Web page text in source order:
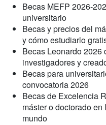
Becas MEFP 2026-
universitario
Becas y precios del
y cómo estudiarlo
Becas Leonardo 2026
investigadores y
Becas para
convocatoria 2026
Becas de Excelencia
máster o doctorado
mundo